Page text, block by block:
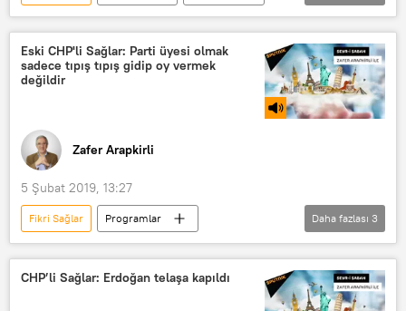
Haberler
Muharrem İnce
Nagehan Alçı
Habertürk TV
CHP
Yaşar Tüzün
Eski CHP'li Sağlar: Parti üyesi olmak
sadece tıpış tıpış gidip oy vermek
değildir
Zafer Arapkirli
5 Şubat 2019, 13:27
Fikri Sağlar
Programlar
Seyr-i Sabah
RADYO CHP
Daha fazlası 3
CHP’li Sağlar: Erdoğan telaşa kapıldı